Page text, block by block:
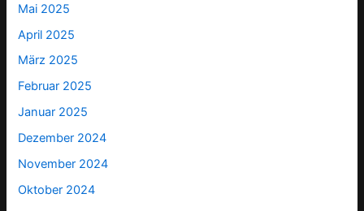
Mai 2025
April 2025
März 2025
Februar 2025
Januar 2025
Dezember 2024
November 2024
Oktober 2024